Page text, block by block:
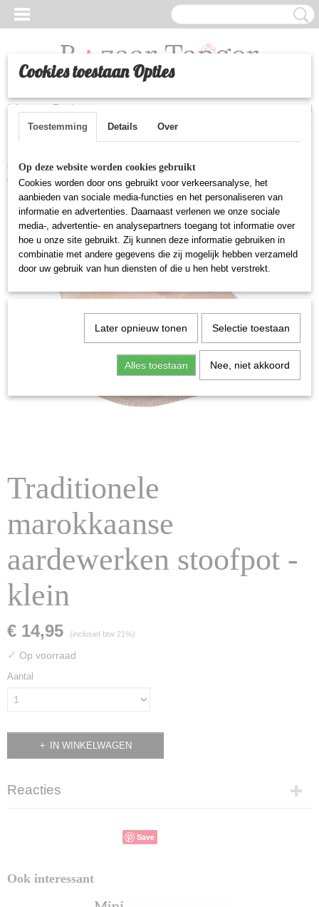
Inloggen Registreren
Home >Huishoudelijke artikelen>Traditionele marokkaanse
aardewerken stoofpot - klein
Traditionele
marokkaanse
aardewerken stoofpot -
klein
€ 14,95 (inclusief btw 21%)
✓ Op voorraad
Aantal
IN WINKELWAGEN
Reacties
Save
Ook interessant
Cookies toestaan Opties
Toestemming Details Over
Op deze website worden cookies gebruikt
Cookies worden door ons gebruikt voor verkeersanalyse, het
aanbieden van sociale media-functies en het personaliseren van
informatie en advertenties. Daarnaast verlenen we onze sociale
media-, advertentie- en analysepartners toegang tot informatie over
hoe u onze site gebruikt. Zij kunnen deze informatie gebruiken in
combinatie met andere gegevens die zij mogelijk hebben verzameld
door uw gebruik van hun diensten of die u hen hebt verstrekt.
Later opnieuw tonen Selectie toestaan
Alles toestaan Nee, niet akkoord